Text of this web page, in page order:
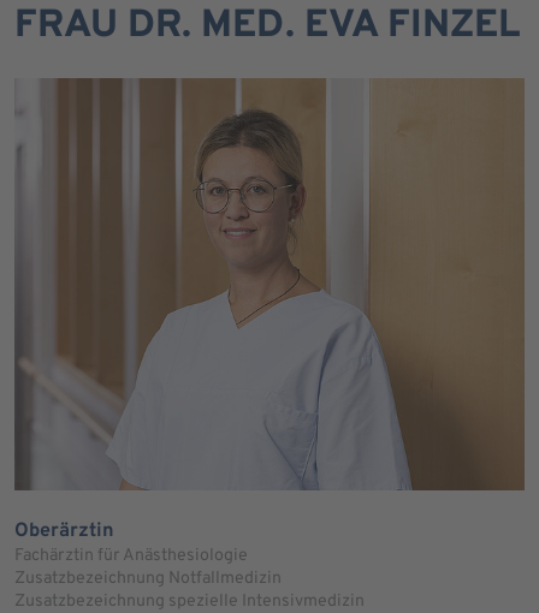
FRAU DR. MED. EVA FINZEL
Oberärztin
Fachärztin für Anästhesiologie
Zusatzbezeichnung Notfallmedizin
Zusatzbezeichnung spezielle Intensivmedizin